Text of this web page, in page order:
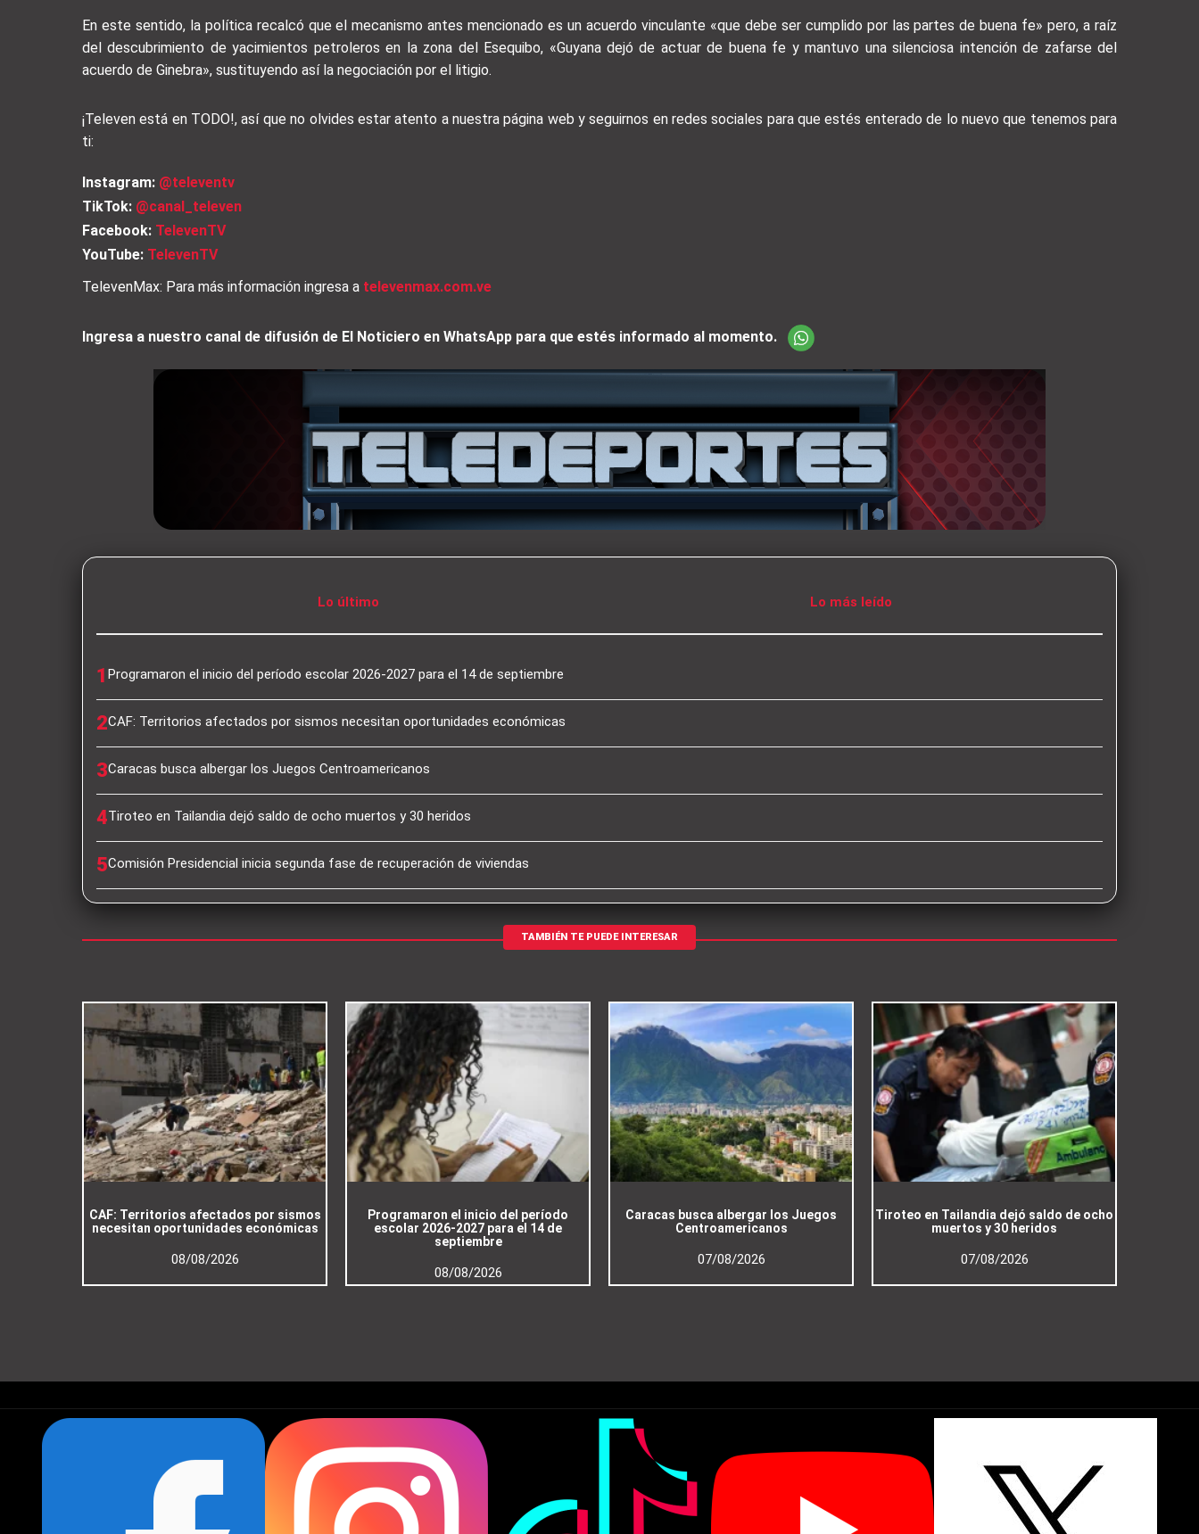
En este sentido, la política recalcó que el mecanismo antes mencionado es un acuerdo vinculante «que debe ser cumplido por las partes de buena fe» pero, a raíz
del descubrimiento de yacimientos petroleros en la zona del Esequibo, «Guyana dejó de actuar de buena fe y mantuvo una silenciosa intención de zafarse del
acuerdo de Ginebra», sustituyendo así la negociación por el litigio.
¡Televen está en TODO!, así que no olvides estar atento a nuestra página web y seguirnos en redes sociales para que estés enterado de lo nuevo que tenemos para
ti:
Instagram: @televentv
TikTok: @canal_televen
Facebook: TelevenTV
YouTube: TelevenTV
TelevenMax: Para más información ingresa a televenmax.com.ve
Ingresa a nuestro canal de difusión de El Noticiero en WhatsApp para que estés informado al momento.
Lo último Lo más leído
1 Programaron el inicio del período escolar 2026-2027 para el 14 de septiembre
2CAF: Territorios afectados por sismos necesitan oportunidades económicas
3Caracas busca albergar los Juegos Centroamericanos
4Tiroteo en Tailandia dejó saldo de ocho muertos y 30 heridos
5Comisión Presidencial inicia segunda fase de recuperación de viviendas
TAMBIÉN TE PUEDE INTERESAR
CAF: Territorios afectados por sismos
necesitan oportunidades económicas
08/08/2026
Programaron el inicio del período
escolar 2026-2027 para el 14 de
septiembre
08/08/2026
Caracas busca albergar los Juegos
Centroamericanos
07/08/2026
Tiroteo en Tailandia dejó saldo de ocho
muertos y 30 heridos
07/08/2026